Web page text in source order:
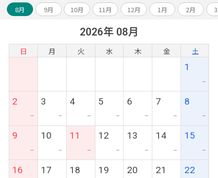
8月 9月 10月 11月 12月 1月 2月
2026年 08月
日 月 火 水 木 金 土
1
ー
2
ー
3
ー
4
ー
5
ー
6
ー
7
ー
8
ー
9
ー
10
ー
11
ー
12
ー
13
ー
14
ー
15
ー
16 17 18 19 20 21 22